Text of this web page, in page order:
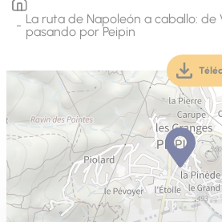
La ruta de Napoleón a caballo: de
pasando por Peipin